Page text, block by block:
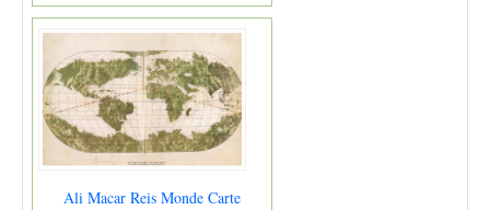
Ali Macar Reis Monde Carte